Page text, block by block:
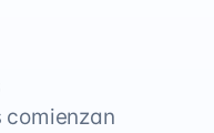
comienzan